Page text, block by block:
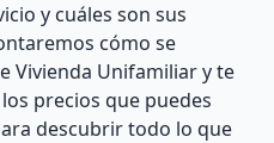
y cuáles son sus
cómo se
Vivienda Unifamiliar y te
precios que puedes
descubrir todo lo que